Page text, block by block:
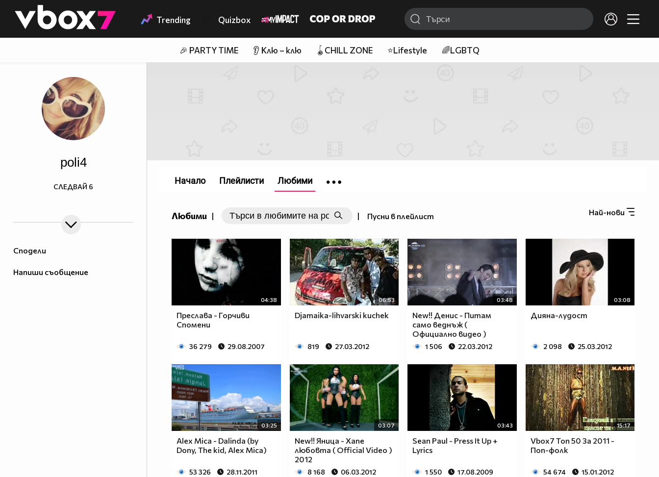
👾 Trending Quizbox
🎉 PARTY TIME 👂 Клю – клю 🪀CHILL ZONE ⭐Lifestyle 🌈LGBTQ
Сподели
Напиши съобщение
poli4
СЛЕДВАЙ 6
Любими | | Пусни в плейлист Най-нови
04:38
Преслава - Горчиви
Спомени
36 279 29.08.2007
06:53
Djamaika-lihvarski kuchek
819 27.03.2012
03:48
New!! Денис - Питам
само веднъж (
Официално видео )
1 506 22.03.2012
03:08
Дияна-лудост
2 098 25.03.2012
03:25
Alex Mica - Dalinda (by
Dony, The kid, Alex Mica)
53 326 28.11.2011
03:07
New!! Яница - Хапе
любовта ( Official Video )
2012
8 168 06.03.2012
03:43
Sean Paul - Press It Up +
Lyrics
1 550 17.08.2009
15:17
Vbox7 Топ 50 За 2011 -
Поп-фолк
54 674 15.01.2012
Начало Плейлисти Любими